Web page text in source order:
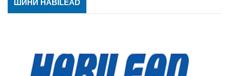
ШИНИ HABILEAD